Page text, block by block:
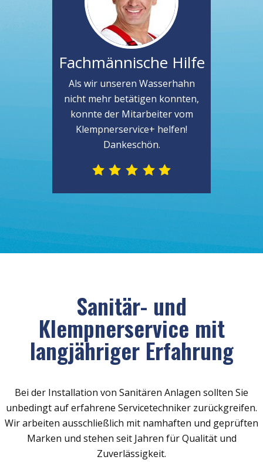
Fachmännische Hilfe
Als wir unseren Wasserhahn
nicht mehr betätigen konnten,
konnte der Mitarbeiter vom
Klempnerservice+ helfen!
Dankeschön.
Sanitär- und
Klempnerservice mit
langjähriger Erfahrung
Bei der Installation von Sanitären Anlagen sollten Sie
unbedingt auf erfahrene Servicetechniker zurückgreifen.
Wir arbeiten ausschließlich mit namhaften und geprüften
Marken und stehen seit Jahren für Qualität und
Zuverlässigkeit.